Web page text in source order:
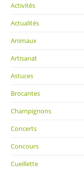
Activités
Actualités
Animaux
Artisanat
Astuces
Brocantes
Champignons
Concerts
Concours
Cueillette